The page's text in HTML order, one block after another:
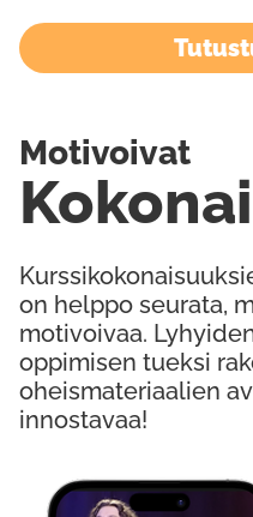
on helppo seurata,
motivoivaa.
oppimisen tueksi
oheismateriaalien
innostavaa!
Motivoivat